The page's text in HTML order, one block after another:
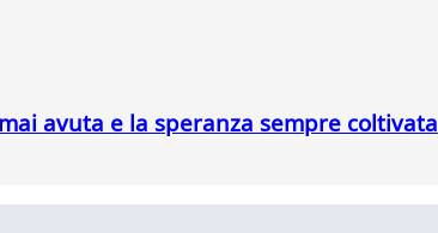
avuta e la speranza sempre coltivata